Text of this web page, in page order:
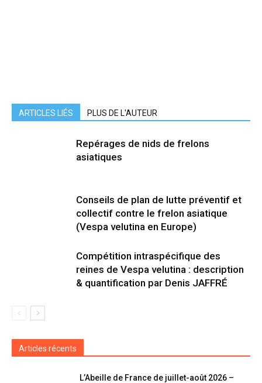
ARTICLES LIÉS PLUS DE L'AUTEUR
Repérages de nids de frelons
asiatiques
Conseils de plan de lutte préventif et
collectif contre le frelon asiatique
(Vespa velutina en Europe)
Compétition intraspécifique des
reines de Vespa velutina : description
& quantification par Denis JAFFRÉ
Articles récents
L’Abeille de France de juillet-août 2026 –